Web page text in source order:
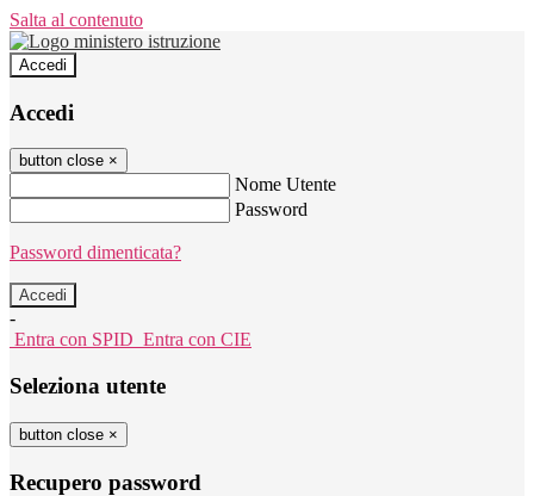
Salta al contenuto
Accedi
Accedi
button close ×
Nome Utente
Password
Password dimenticata?
-
Entra con SPID Entra con CIE
Seleziona utente
button close ×
Recupero password